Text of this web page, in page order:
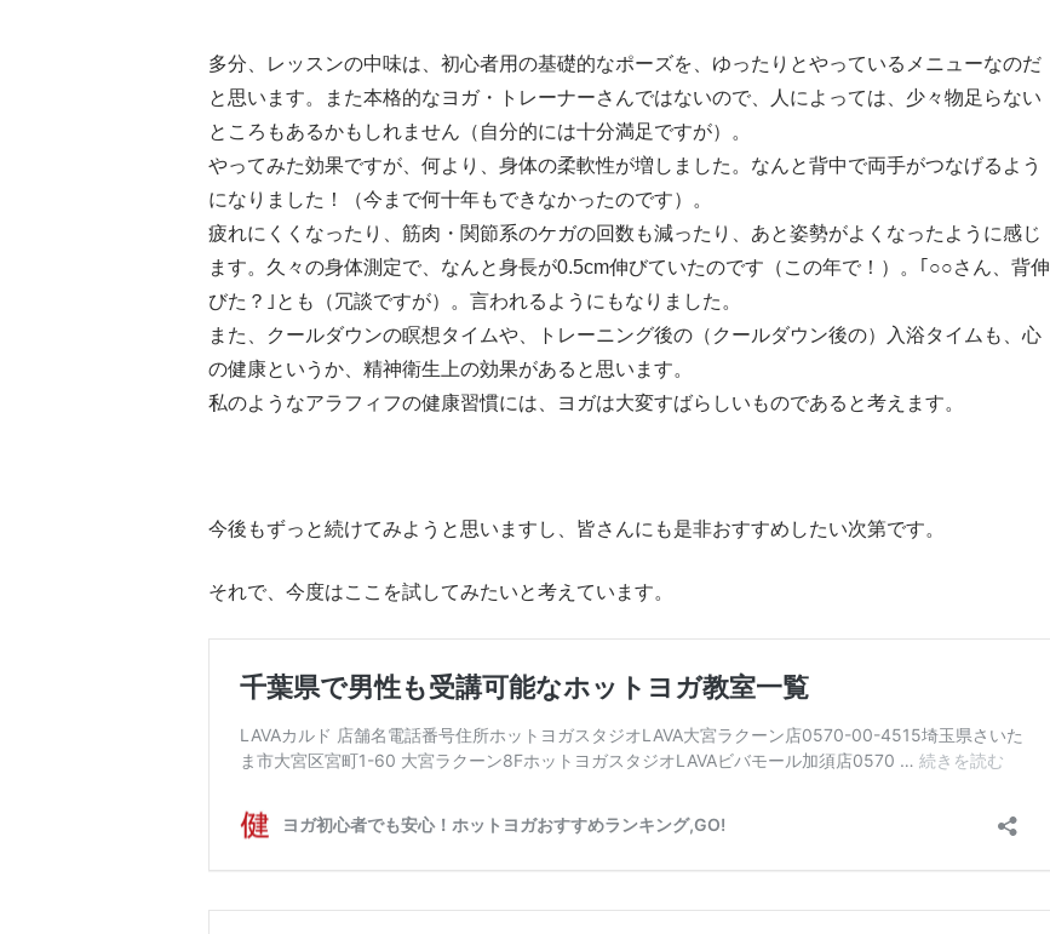
多分、レッスンの中味は、初心者用の基礎的なポーズを、ゆったりとやっているメニューなのだ
と思います。また本格的なヨガ・トレーナーさんではないので、人によっては、少々物足らない
ところもあるかもしれません（自分的には十分満足ですが）。
やってみた効果ですが、何より、身体の柔軟性が増しました。なんと背中で両手がつなげるよう
になりました！（今まで何十年もできなかったのです）。
疲れにくくなったり、筋肉・関節系のケガの回数も減ったり、あと姿勢がよくなったように感じ
ます。久々の身体測定で、なんと身長が0.5cm伸びていたのです（この年で！）。｢○○さん、背伸
びた？｣とも（冗談ですが）。言われるようにもなりました。
また、クールダウンの瞑想タイムや、トレーニング後の（クールダウン後の）入浴タイムも、心
の健康というか、精神衛生上の効果があると思います。
私のようなアラフィフの健康習慣には、ヨガは大変すばらしいものであると考えます。
今後もずっと続けてみようと思いますし、皆さんにも是非おすすめしたい次第です。
それで、今度はここを試してみたいと考えています。